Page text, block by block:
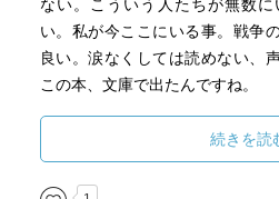
ない。こういう人たちが無数
い。私が今ここにいる事。戦争
良い。涙なくしては読めない、
この本、文庫で出たんですね。
続きを読